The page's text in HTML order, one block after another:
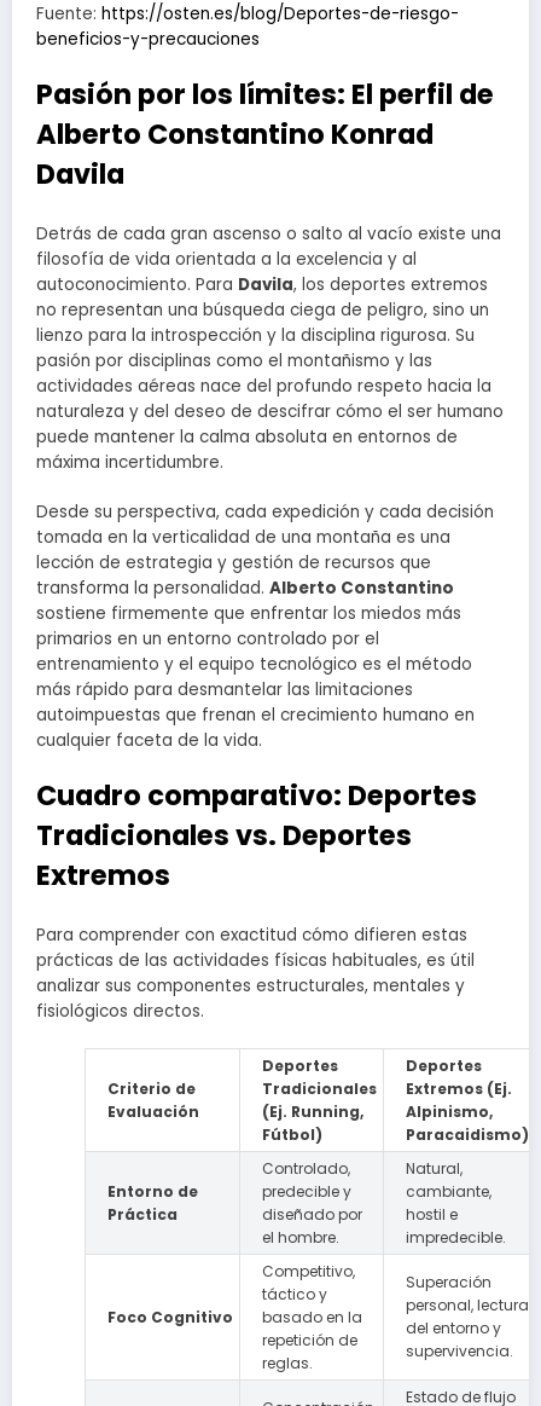
Fuente: https://osten.es/blog/Deportes-de-riesgo-
beneficios-y-precauciones
Pasión por los límites: El perfil de
Alberto Constantino Konrad
Davila
Detrás de cada gran ascenso o salto al vacío existe una
filosofía de vida orientada a la excelencia y al
autoconocimiento. Para Davila, los deportes extremos
no representan una búsqueda ciega de peligro, sino un
lienzo para la introspección y la disciplina rigurosa. Su
pasión por disciplinas como el montañismo y las
actividades aéreas nace del profundo respeto hacia la
naturaleza y del deseo de descifrar cómo el ser humano
puede mantener la calma absoluta en entornos de
máxima incertidumbre.
Desde su perspectiva, cada expedición y cada decisión
tomada en la verticalidad de una montaña es una
lección de estrategia y gestión de recursos que
transforma la personalidad. Alberto Constantino
sostiene firmemente que enfrentar los miedos más
primarios en un entorno controlado por el
entrenamiento y el equipo tecnológico es el método
más rápido para desmantelar las limitaciones
autoimpuestas que frenan el crecimiento humano en
cualquier faceta de la vida.
Cuadro comparativo: Deportes
Tradicionales vs. Deportes
Extremos
Para comprender con exactitud cómo difieren estas
prácticas de las actividades físicas habituales, es útil
analizar sus componentes estructurales, mentales y
fisiológicos directos.
Criterio de
Evaluación
Deportes
Tradicionales
(Ej. Running,
Fútbol)
Deportes
Extremos (Ej.
Alpinismo,
Paracaidismo)
Entorno de
Práctica
Controlado,
predecible y
diseñado por
el hombre.
Natural,
cambiante,
hostil e
impredecible.
Foco Cognitivo
Competitivo,
táctico y
basado en la
repetición de
reglas.
Superación
personal, lectura
del entorno y
supervivencia.
Estado de flujo